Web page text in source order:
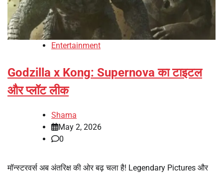
Entertainment
Godzilla x Kong: Supernova का टाइटल
और प्लॉट लीक
Shama
May 2, 2026
0
मॉन्स्टरवर्स अब अंतरिक्ष की ओर बढ़ चला है! Legendary Pictures और